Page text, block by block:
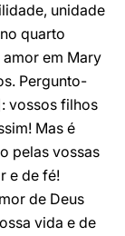
unidade
quarto
amor em Mary
Pergunto-
vossos filhos
Mas é
pelas vossas
e de fé!
de Deus
vida e de